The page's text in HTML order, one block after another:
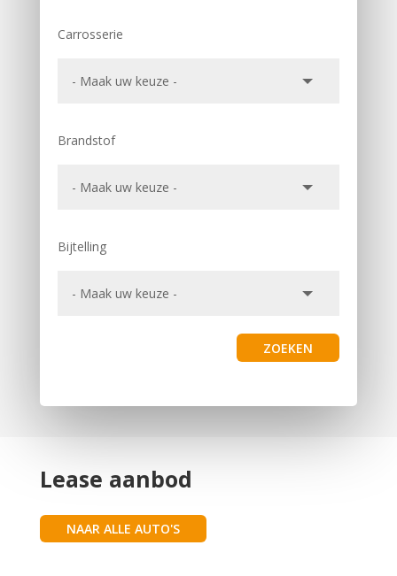
Carrosserie
Brandstof
Bijtelling
ZOEKEN
Lease aanbod
NAAR ALLE AUTO'S